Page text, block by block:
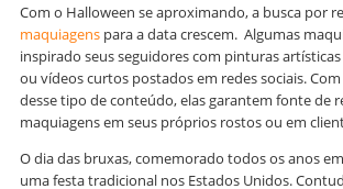
Com o Halloween se aproximando, a busca por
maquiagens para a data crescem. Algumas
inspirado seus seguidores com pinturas
ou vídeos curtos postados em redes sociais.
desse tipo de conteúdo, elas garantem fonte de
maquiagens em seus próprios rostos ou em
O dia das bruxas, comemorado todos os anos
uma festa tradicional nos Estados Unidos.